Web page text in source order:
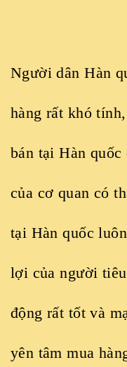
Người dân Hàn
hàng rất khó
bán tại Hàn
của cơ quan có
tại Hàn quốc
lợi của người
động rất tốt và
yên tâm mua